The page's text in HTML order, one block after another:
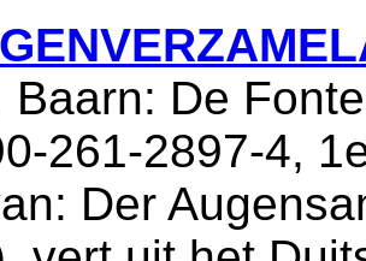
Baarn: De
261-2897-4,
Der